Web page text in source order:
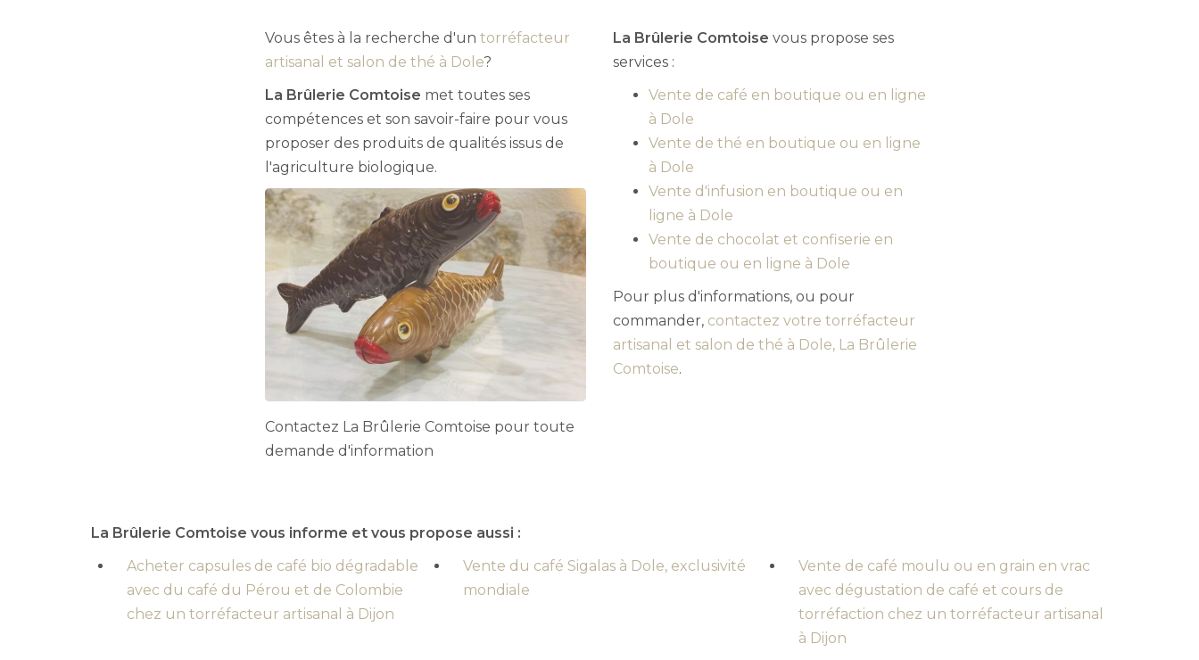
Vous êtes à la recherche d'un torréfacteur
artisanal et salon de thé à Dole?
La Brûlerie Comtoise met toutes ses
compétences et son savoir-faire pour vous
proposer des produits de qualités issus de
l'agriculture biologique.
Contactez La Brûlerie Comtoise pour toute
demande d'information
La Brûlerie Comtoise vous propose ses
services :
Vente de café en boutique ou en ligne
à Dole
Vente de thé en boutique ou en ligne
à Dole
Vente d'infusion en boutique ou en
ligne à Dole
Vente de chocolat et confiserie en
boutique ou en ligne à Dole
Pour plus d'informations, ou pour
commander, contactez votre torréfacteur
artisanal et salon de thé à Dole, La Brûlerie
Comtoise.
La Brûlerie Comtoise vous informe et vous propose aussi :
Acheter capsules de café bio dégradable
avec du café du Pérou et de Colombie
chez un torréfacteur artisanal à Dijon
Vente du café Sigalas à Dole, exclusivité
mondiale
Vente de café moulu ou en grain en vrac
avec dégustation de café et cours de
torréfaction chez un torréfacteur artisanal
à Dijon